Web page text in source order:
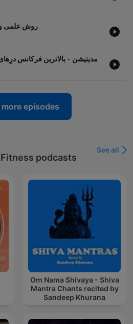
روش علمی و
مدیتیشن - بالاترین فرکانس
episodes
podcasts
See all
Om Nama Shivaya - Shiva
Mantra Chants recited by
Sandeep Khurana